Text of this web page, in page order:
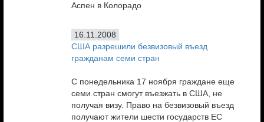
Аспен в Колорадо
16.11.2008
США разрешили безвизовый въезд
гражданам семи стран
С понедельника 17 ноября граждане еще
семи стран смогут въезжать в США, не
получая визу. Право на безвизовый въезд
получают жители шести государств ЕС